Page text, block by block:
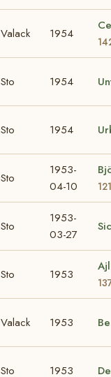
Valack 1954
Sto 1954
Sto 1954
Sto
1953-
04-10
Sto
1953-
03-27
Sto 1953
Valack 1953
Sto 1953